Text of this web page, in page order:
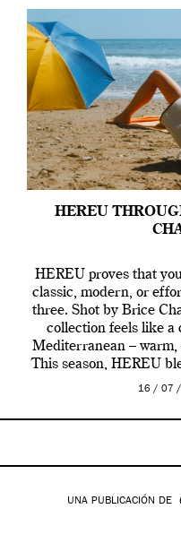
HEREU
HEREU proves that
classic, modern, or
three. Shot by Brice
collection feels like a
Mediterranean –
This season, HEREU
16 / 07
UNA PUBLICACIÓN DE